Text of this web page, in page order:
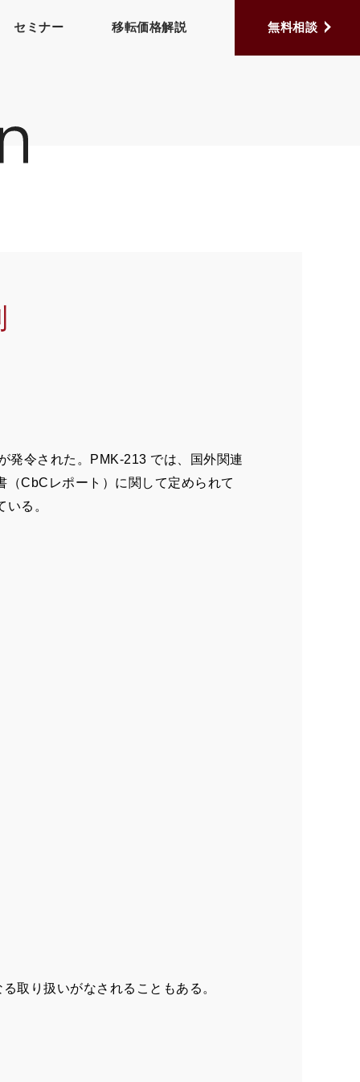
セミナー 移転価格解説 無料相談
発令された。PMK-213 では、国外関連
CbCレポート）に関して定められて
る。
取り扱いがなされることもある。